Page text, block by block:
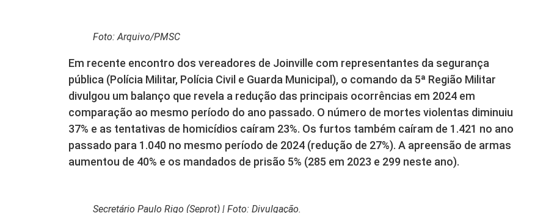
Foto: Arquivo/PMSC
Em recente encontro dos vereadores de Joinville com representantes da segurança
pública (Polícia Militar, Polícia Civil e Guarda Municipal), o comando da 5ª Região Militar
divulgou um balanço que revela a redução das principais ocorrências em 2024 em
comparação ao mesmo período do ano passado. O número de mortes violentas diminuiu
37% e as tentativas de homicídios caíram 23%. Os furtos também caíram de 1.421 no ano
passado para 1.040 no mesmo período de 2024 (redução de 27%). A apreensão de armas
aumentou de 40% e os mandados de prisão 5% (285 em 2023 e 299 neste ano).
Secretário Paulo Rigo (Seprot) | Foto: Divulgação.